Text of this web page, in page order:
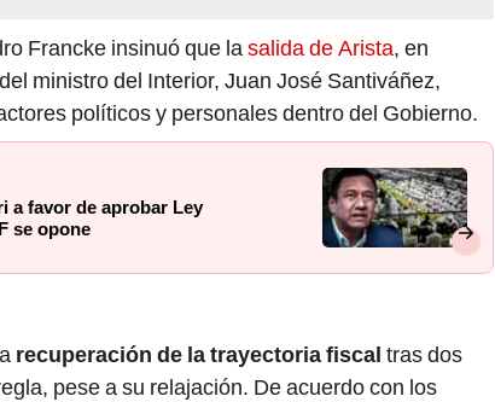
Francke insinuó que lasalida de Arista, en
ministro del Interior, Juan José Santiváñez,
políticos y personales dentro del Gobierno.
a favor de aprobar Ley
se opone
recuperación de la trayectoria fiscal tras dos
pese a su relajación. De acuerdo con los